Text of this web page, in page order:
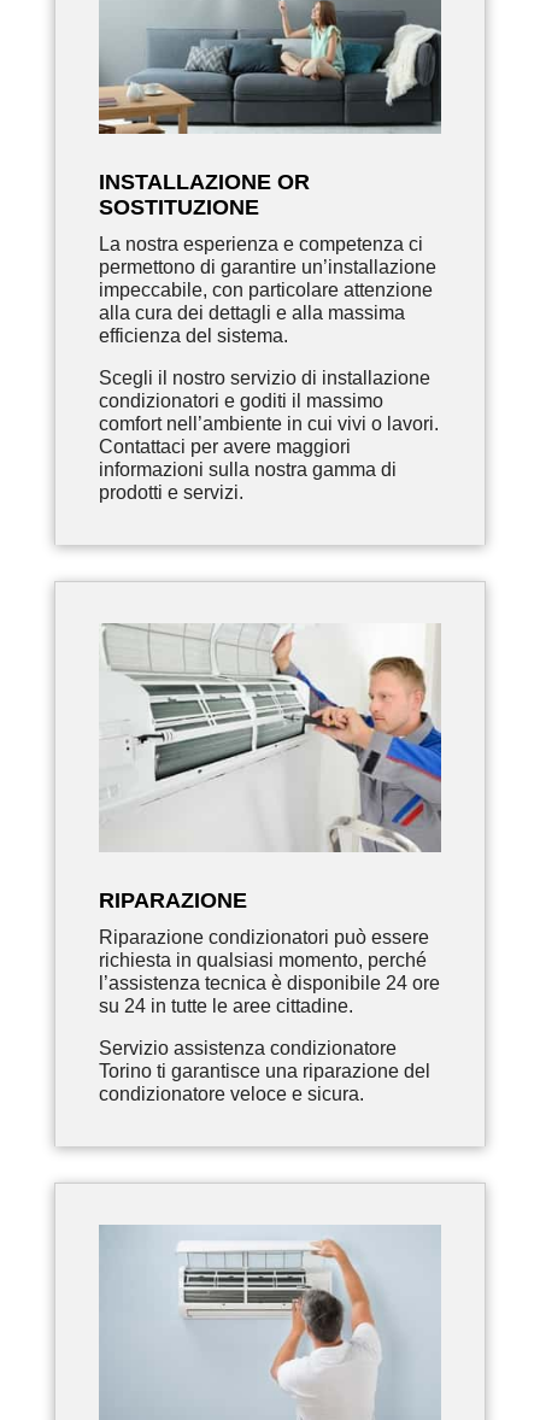
INSTALLAZIONE OR
SOSTITUZIONE
La nostra esperienza e competenza ci
permettono di garantire un’installazione
impeccabile, con particolare attenzione
alla cura dei dettagli e alla massima
efficienza del sistema.
Scegli il nostro servizio di installazione
condizionatori e goditi il massimo
comfort nell’ambiente in cui vivi o lavori.
Contattaci per avere maggiori
informazioni sulla nostra gamma di
prodotti e servizi.
RIPARAZIONE
Riparazione condizionatori può essere
richiesta in qualsiasi momento, perché
l’assistenza tecnica è disponibile 24 ore
su 24 in tutte le aree cittadine.
Servizio assistenza condizionatore
Torino ti garantisce una riparazione del
condizionatore veloce e sicura.